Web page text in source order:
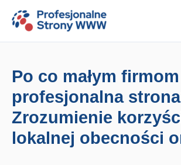
Przejdź
treści
Po co małym firmom
profesjonalna
Zrozumienie
lokalnej obecności